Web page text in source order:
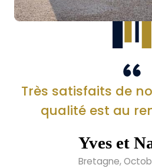
Très satisfaits de
qualité est au
Yves et
Bretagne,